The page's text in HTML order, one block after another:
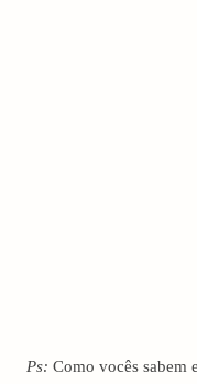
Ps: Como vocês sabem